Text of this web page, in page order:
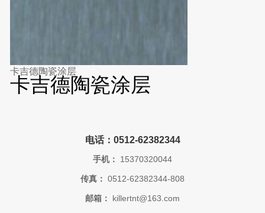
卡吉德陶瓷涂层
卡吉德陶瓷涂层
电话：0512-62382344
手机： 15370320044
传真： 0512-62382344-808
邮箱： killertnt@163.com